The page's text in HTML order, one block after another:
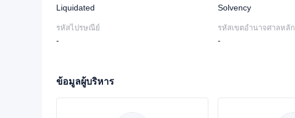
Liquidated Solvency
รหัสไปรษณีย์
-
รหัสเขตอำนาจศาลหลัก
-
ข้อมูลผู้บริหาร